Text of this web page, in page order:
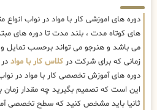
دوره های اموزشی کار با مواد در نواب انواع
های کوتاه مدت ، بلند مدت تا دوره های
می باشد و هنرجو می تواند برحسب تمایل
زمانی که برای شرکت در کلاس کار با مواد
دوره های آموزش تخصصی کار با مواد در
این است که تصمیم بگیرید چه مقدار
ثانیا باید مشخص کنید که سطح تخصصی